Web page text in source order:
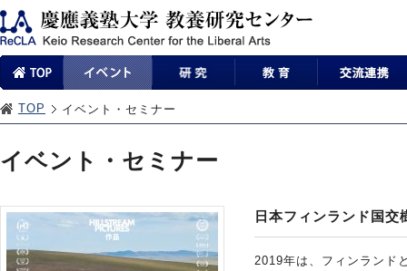
TOP イベント・セミナー
イベント・セミナー
日本フィンランド国
2019年は、フィンランド